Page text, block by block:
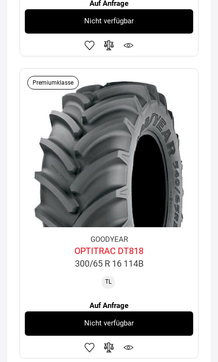
Auf Anfrage
Nicht verfügbar
Premiumklasse
GOODYEAR
OPTITRAC DT818
300/65 R 16 114B
TL
Auf Anfrage
Nicht verfügbar